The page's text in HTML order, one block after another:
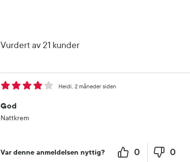
Vurdert av 21 kunder
God
2 måneder siden
Heidi
Nattkrem
Var denne anmeldelsen nyttig? 0 0